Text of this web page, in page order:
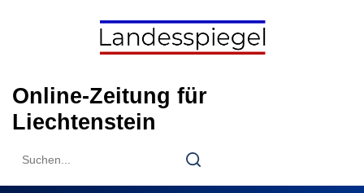
Online-Zeitung für
Liechtenstein
Search
Search